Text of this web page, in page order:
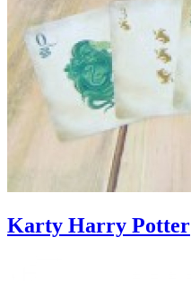
Karty Harry Potter